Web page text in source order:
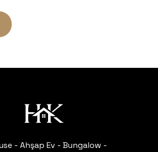
ürün bulunmuyor.
- Ahşap Ev - Bungalow -